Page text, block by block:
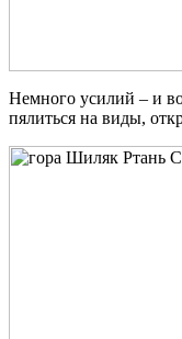
Немного усилий – и
пялиться на виды,